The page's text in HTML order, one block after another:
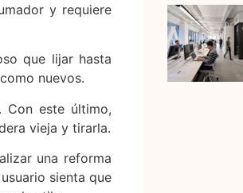
y requiere
que lijar hasta
nuevos.
Con este último,
vieja y tirarla.
una reforma
sienta que